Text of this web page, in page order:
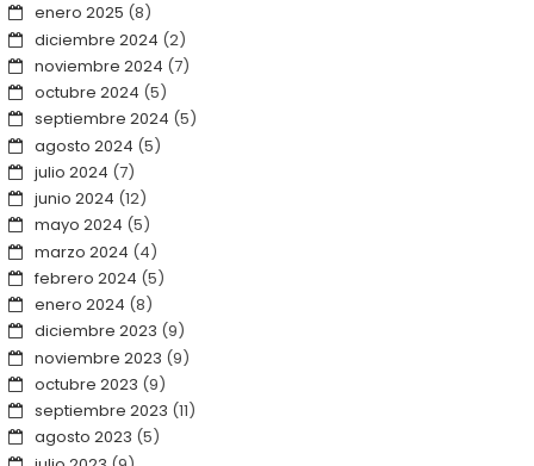
enero 2025 (8)
diciembre 2024 (2)
noviembre 2024 (7)
octubre 2024 (5)
septiembre 2024 (5)
agosto 2024 (5)
julio 2024 (7)
junio 2024 (12)
mayo 2024 (5)
marzo 2024 (4)
febrero 2024 (5)
enero 2024 (8)
diciembre 2023 (9)
noviembre 2023 (9)
octubre 2023 (9)
septiembre 2023 (11)
agosto 2023 (5)